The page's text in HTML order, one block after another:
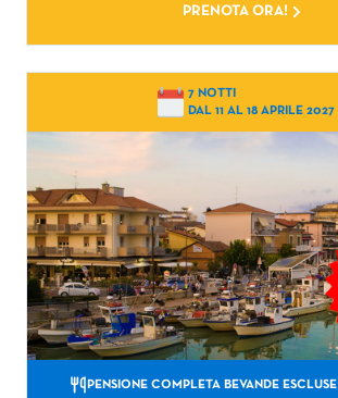
PRENOTA ORA!
7 NOTTI
DAL 11 AL 18 APRILE 2027
PENSIONE COMPLETA BEVANDE ESCLUSE